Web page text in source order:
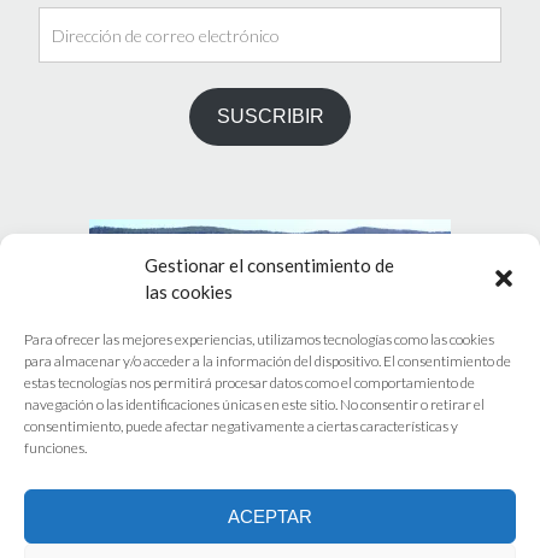
Gestionar el consentimiento de
las cookies
Para ofrecer las mejores experiencias, utilizamos tecnologías como las cookies
para almacenar y/o acceder a la información del dispositivo. El consentimiento de
estas tecnologías nos permitirá procesar datos como el comportamiento de
navegación o las identificaciones únicas en este sitio. No consentir o retirar el
consentimiento, puede afectar negativamente a ciertas características y
funciones.
ACEPTAR
de
SUSCRIBIR
PRÓXIMO EVENTOS